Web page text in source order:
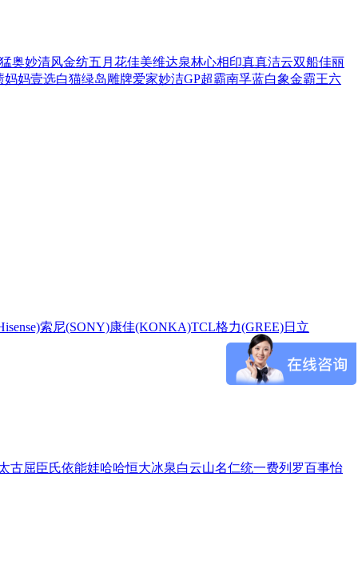
奥妙清风金纺五月花佳美维达泉林心相印真真洁云双船佳丽
妈妈壹选白猫绿岛雕牌爱家妙洁GP超霸南孚蓝白象金霸王六
索尼(SONY)康佳(KONKA)TCL格力(GREE)日立
古屈臣氏依能娃哈哈恒大冰泉白云山名仁统一费列罗百事怡